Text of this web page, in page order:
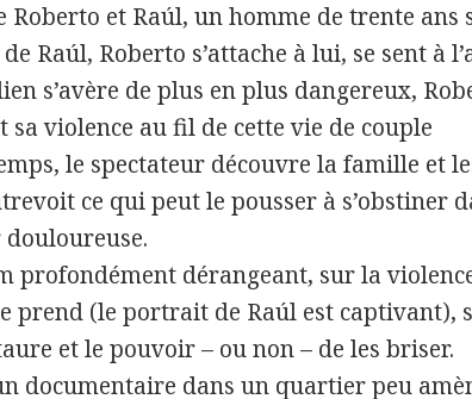
et Raúl, un homme de trente ans
Raúl, Roberto s’attache à lui, se sent à
s’avère de plus en plus dangereux,
violence au fil de cette vie de couple
le spectateur découvre la famille et
ce qui peut le pousser à s’obstiner
profondément dérangeant, sur la
prend (le portrait de Raúl est captivant),
et le pouvoir – ou non – de les briser.
documentaire dans un quartier peu